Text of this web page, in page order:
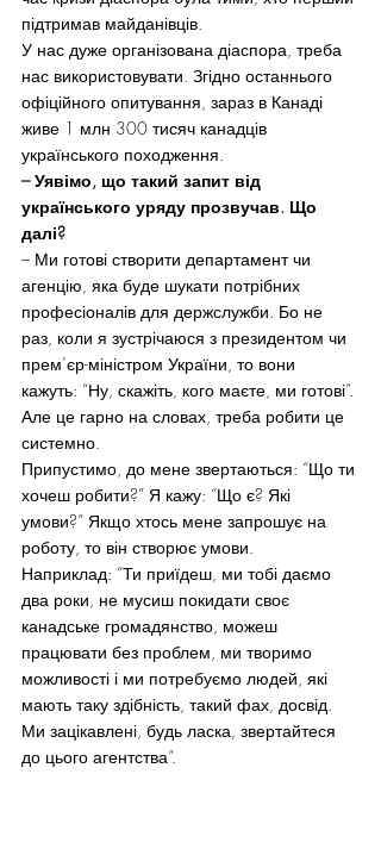
підтримав майданівців.
У нас дуже організована діаспора, треба
нас використовувати. Згідно останнього
офіційного опитування, зараз в Канаді
живе 1 млн 300 тисяч канадців
українського походження.
– Уявімо, що такий запит від
українського уряду прозвучав. Що
далі?
– Ми готові створити департамент чи
агенцію, яка буде шукати потрібних
професіоналів для держслужби. Бо не
раз, коли я зустрічаюся з президентом чи
прем’єр-міністром України, то вони
кажуть: “Ну, скажіть, кого маєте, ми готові”.
Але це гарно на словах, треба робити це
системно.
Припустимо, до мене звертаються: “Що ти
хочеш робити?” Я кажу: “Що є? Які
умови?” Якщо хтось мене запрошує на
роботу, то він створює умови.
Наприклад: “Ти приїдеш, ми тобі даємо
два роки, не мусиш покидати своє
канадське громадянство, можеш
працювати без проблем, ми творимо
можливості і ми потребуємо людей, які
мають таку здібність, такий фах, досвід.
Ми зацікавлені, будь ласка, звертайтеся
до цього агентства”.